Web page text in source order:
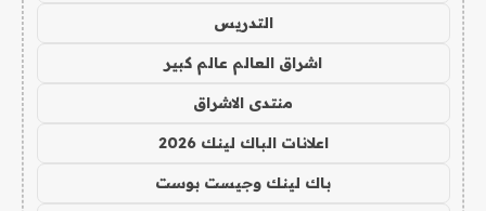
التدريس
اشراق العالم عالم كبير
منتدى الاشراق
اعلانات الباك لينك 2026
باك لينك وجيست بوست